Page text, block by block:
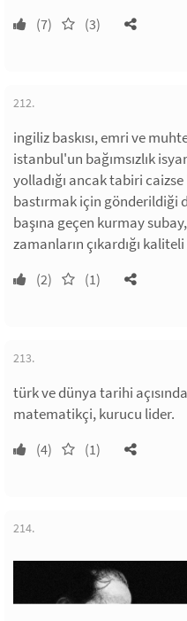
(7) (3)
212.
ingiliz baskısı, emri ve
istanbul'un bağımsızlık
yolladığı ancak tabiri
bastırmak için gönderildiği
başına geçen kurmay
zamanların çıkardığı
(2) (1)
213.
türk ve dünya tarihi
matematikçi, kurucu lider.
(4) (1)
214.